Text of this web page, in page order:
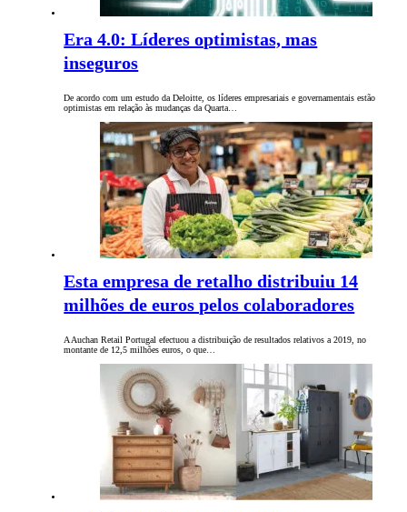
Era 4.0: Líderes optimistas, mas
inseguros
De acordo com um estudo da Deloitte, os líderes empresariais e governamentais estão
optimistas em relação às mudanças da Quarta…
Esta empresa de retalho distribuiu 14
milhões de euros pelos colaboradores
A Auchan Retail Portugal efectuou a distribuição de resultados relativos a 2019, no
montante de 12,5 milhões euros, o que…